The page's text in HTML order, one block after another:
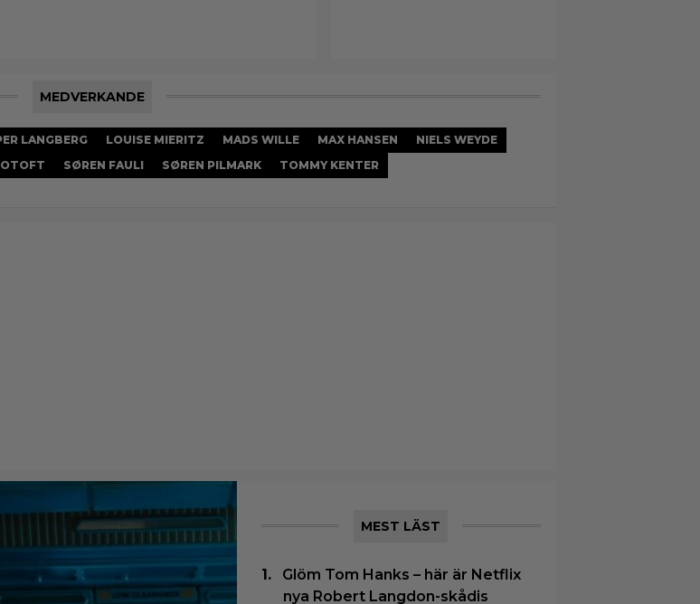
MEDVERKANDE
LANGBERG LOUISE MIERITZ MADS WILLE MAX HANSEN
NIELS WEYDE
SØREN FAULI SØREN PILMARK TOMMY KENTER
MEST LÄST
Glöm Tom Hanks – här är Netflix
nya Robert Langdon-skådis